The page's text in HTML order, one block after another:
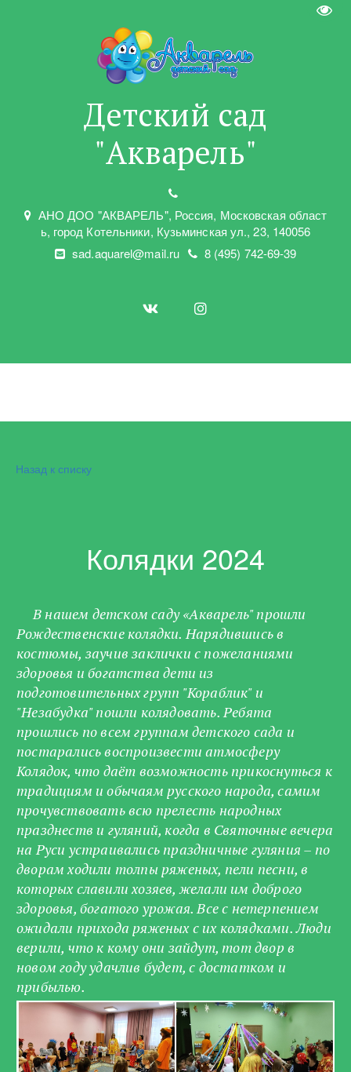
Детский сад
"Акварель"
АНО ДОО "АКВАРЕЛЬ", Россия, Московская област
ь, город Котельники, Кузьминская ул.,23, 140056
sad.aquarel@mail.ru
8 (495) 742-69-39
Назад к списку
Колядки 2024
В нашем детском саду «Акварель" прошли
Рождественские колядки. Нарядившись в
костюмы, заучив заклички с пожеланиями
здоровья и богатства дети из
подготовительных групп "Кораблик" и
"Незабудка" пошли колядовать. Ребята
прошлись по всем группам детского сада и
постарались воспроизвести атмосферу
Колядок, что даёт возможность прикоснуться к
традициям и обычаям русского народа, самим
прочувствовать всю прелесть народных
празднеств и гуляний, когда в Святочные вечера
на Руси устраивались праздничные гуляния – по
дворам ходили толпы ряженых, пели песни, в
которых славили хозяев, желали им доброго
здоровья, богатого урожая. Все с нетерпением
ожидали прихода ряженых с их колядками. Люди
верили, что к кому они зайдут, тот двор в
новом году удачлив будет, с достатком и
прибылью.